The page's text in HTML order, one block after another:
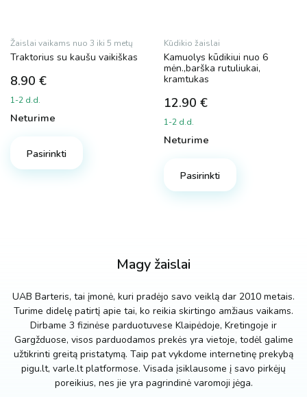
Žaislai vaikams nuo 3 iki 5 metų
Traktorius su kaušu vaikiškas
8.90 €
1-2 d.d.
Neturime
Pasirinkti
Kūdikio žaislai
Kamuolys kūdikiui nuo 6
mėn.,barška rutuliukai,
kramtukas
12.90 €
1-2 d.d.
Neturime
Pasirinkti
Magy žaislai
UAB Barteris, tai įmonė, kuri pradėjo savo veiklą dar 2010 metais.
Turime didelę patirtį apie tai, ko reikia skirtingo amžiaus vaikams.
Dirbame 3 fizinėse parduotuvese Klaipėdoje, Kretingoje ir
Gargžduose, visos parduodamos prekės yra vietoje, todėl galime
užtikrinti greitą pristatymą. Taip pat vykdome internetinę prekybą
pigu.lt, varle.lt platformose. Visada įsiklausome į savo pirkėjų
poreikius, nes jie yra pagrindinė varomoji jėga.